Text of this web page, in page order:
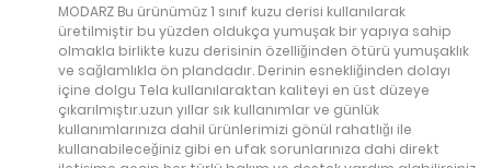
MODARZ Bu ürünümüz 1 sınıf kuzu derisi kullanılarak
üretilmiştir bu yüzden oldukça yumuşak bir yapıya sahip
olmakla birlikte kuzu derisinin özelliğinden ötürü yumuşaklık
ve sağlamlıkla ön plandadır. Derinin esnekliğinden dolayı
içine dolgu Tela kullanılaraktan kaliteyi en üst düzeye
çıkarılmıştır.uzun yıllar sık kullanımlar ve günlük
kullanımlarınıza dahil ürünlerimizi gönül rahatlığı ile
kullanabileceğiniz gibi en ufak sorunlarınıza dahi direkt